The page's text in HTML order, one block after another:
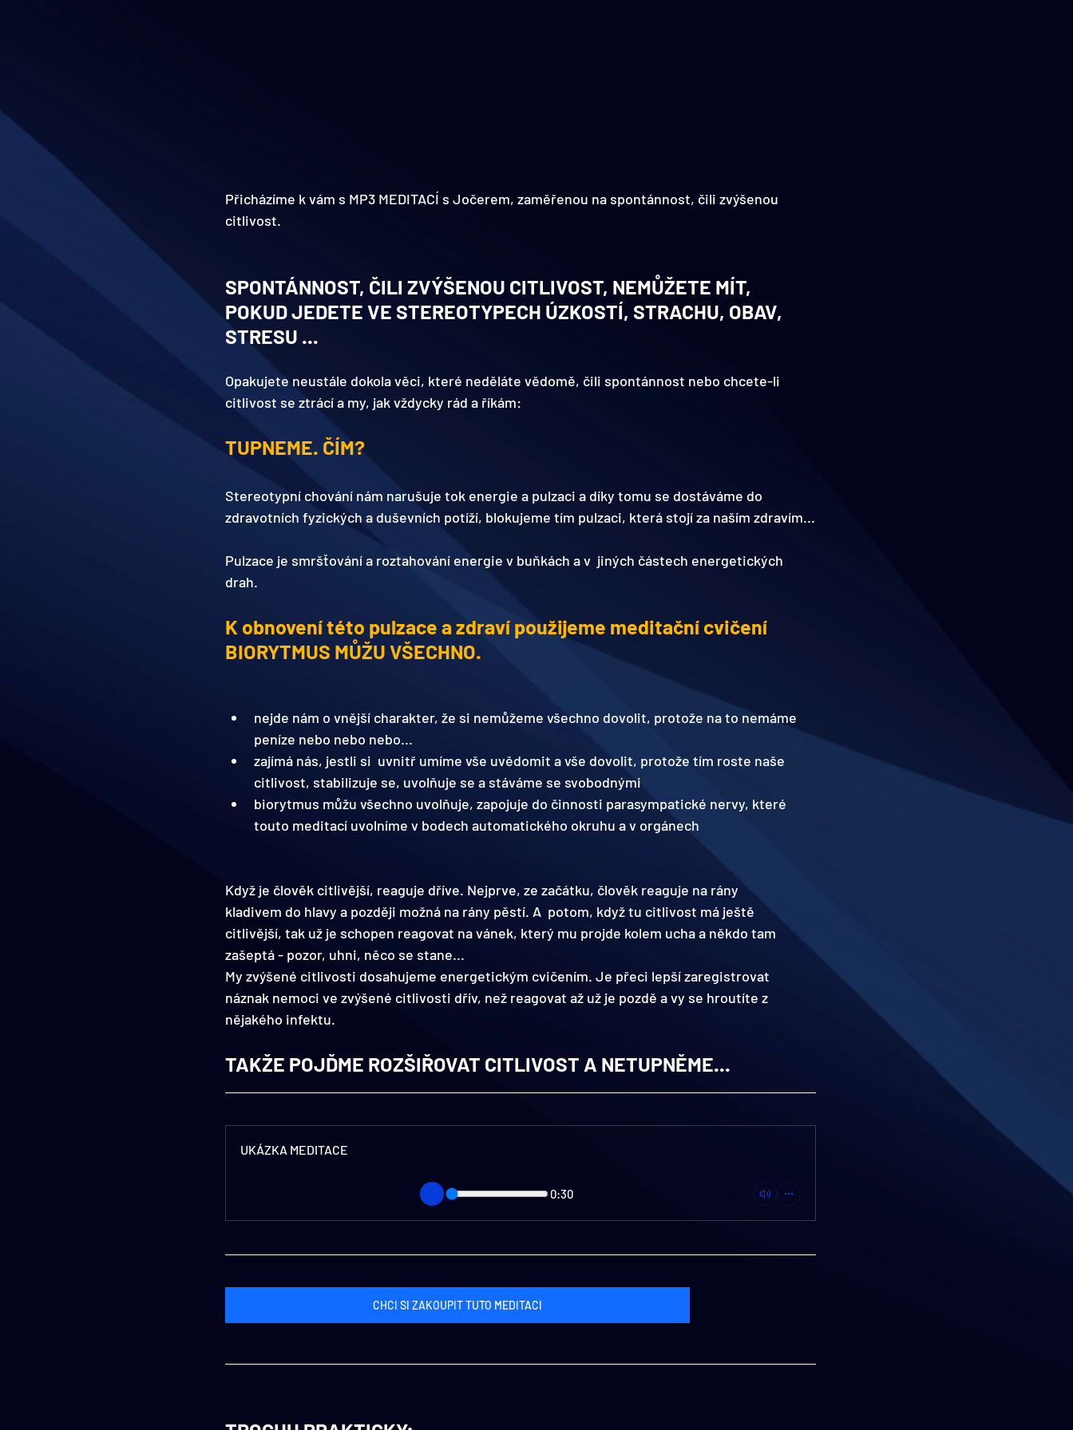
Přicházíme k vám s MP3 MEDITACÍ s Jočerem, zaměřenou na spontánnost, čili zvýšenou
citlivost.
SPONTÁNNOST, ČILI ZVÝŠENOU CITLIVOST, NEMŮŽETE MÍT,
POKUD JEDETE VE STEREOTYPECH ÚZKOSTÍ, STRACHU, OBAV,
STRESU ...
Opakujete neustále dokola věci, které neděláte vědomě, čili spontánnost nebo chcete-li
citlivost se ztrácí a my, jak vždycky rád a říkám:
TUPNEME. ČÍM?
Stereotypní chování nám narušuje tok energie a pulzaci a díky tomu se dostáváme do
zdravotních fyzických a duševních potíží, blokujeme tím pulzaci, která stojí za naším zdravím...
Pulzace je smršťování a roztahování energie v buňkách a v  jiných částech energetických
drah.
K obnovení této pulzace a zdraví použijeme meditační cvičení
BIORYTMUS MŮŽU VŠECHNO.
nejde nám o vnější charakter, že si nemůžeme všechno dovolit, protože na to nemáme
peníze nebo nebo nebo...
zajímá nás, jestli si  uvnitř umíme vše uvědomit a vše dovolit, protože tím roste naše
citlivost, stabilizuje se, uvolňuje se a stáváme se svobodnými
biorytmus můžu všechno uvolňuje, zapojuje do činnosti parasympatické nervy, které
touto meditací uvolníme v bodech automatického okruhu a v orgánech
Když je člověk citlivější, reaguje dříve. Nejprve, ze začátku, člověk reaguje na rány
kladivem do hlavy a později možná na rány pěstí. A  potom, když tu citlivost má ještě
citlivější, tak už je schopen reagovat na vánek, který mu projde kolem ucha a někdo tam
zašeptá - pozor, uhni, něco se stane...
My zvýšené citlivosti dosahujeme energetickým cvičením. Je přeci lepší zaregistrovat
náznak nemoci ve zvýšené citlivosti dřív, než reagovat až už je pozdě a vy se hroutíte z
nějakého infektu.
TAKŽE POJĎME ROZŠIŘOVAT CITLIVOST A NETUPNĚME...
UKÁZKA MEDITACE
0:30
CHCI SI ZAKOUPIT TUTO MEDITACI